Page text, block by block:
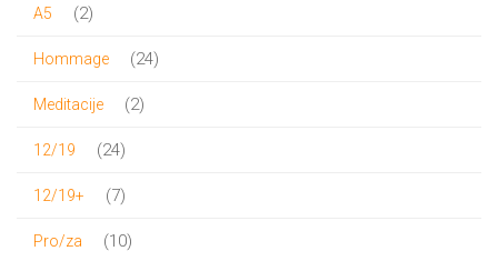
A5 22
Hommage 2424
Meditacije 22
12/19 2424
12/19+ 77
Pro/za 1010